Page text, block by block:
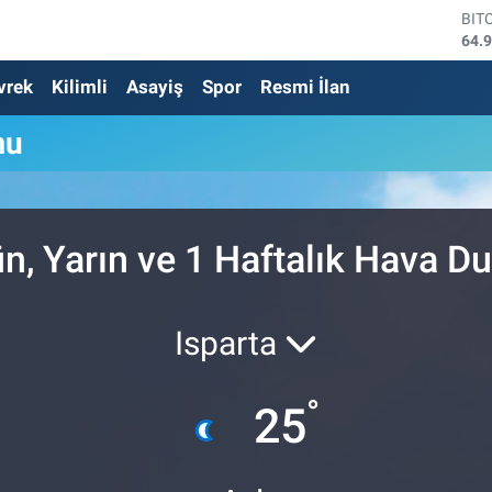
Kilimli Asayiş Spor Resmi İlan
Yarın ve 1 Haftalık Hava
Isparta
25°